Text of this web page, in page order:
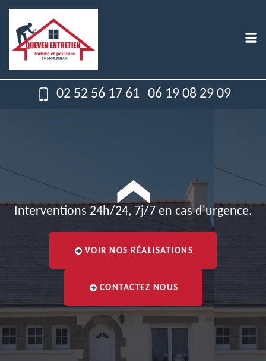
02 52 56 17 61 06 19 08 29 09
Interventions 24h/24, 7j/7 en cas d'urgence.
VOIR NOS RÉALISATIONS
CONTACTEZ NOUS